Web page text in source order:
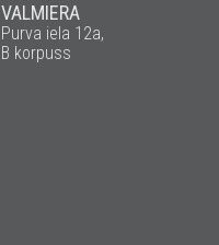
VALMIERA
Purva iela 12a,
B korpuss